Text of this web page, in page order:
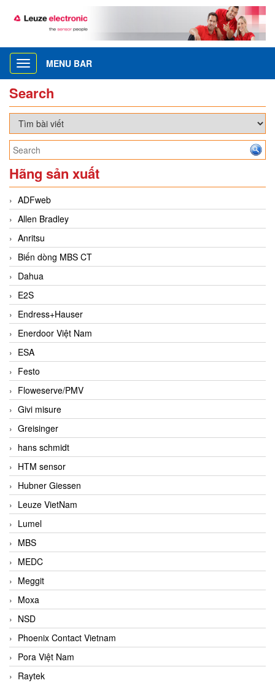
Toggle
navigation
MENU BAR
Search
Hãng sản xuất
ADFweb
Allen Bradley
Anritsu
Biến dòng MBS CT
Dahua
E2S
Endress+Hauser
Enerdoor Việt Nam
ESA
Festo
Floweserve/PMV
Givi misure
Greisinger
hans schmidt
HTM sensor
Hubner Giessen
Leuze VietNam
Lumel
MBS
MEDC
Meggit
Moxa
NSD
Phoenix Contact Vietnam
Pora Việt Nam
Raytek